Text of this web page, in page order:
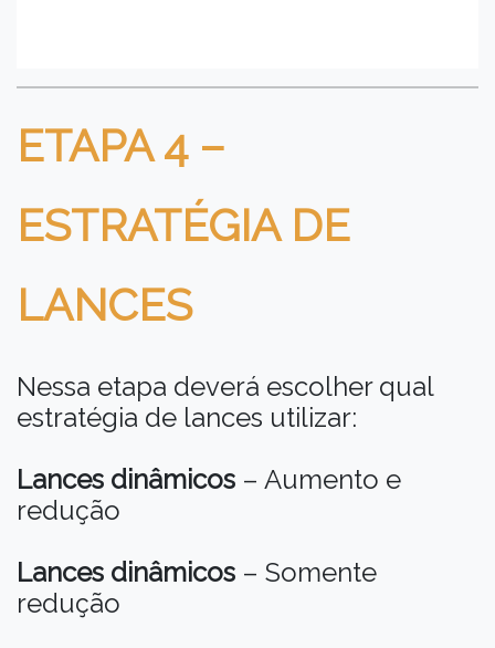
ETAPA 4 –
ESTRATÉGIA DE
LANCES
Nessa etapa deverá escolher qual
estratégia de lances utilizar:
Lances dinâmicos – Aumento e
redução
Lances dinâmicos – Somente
redução